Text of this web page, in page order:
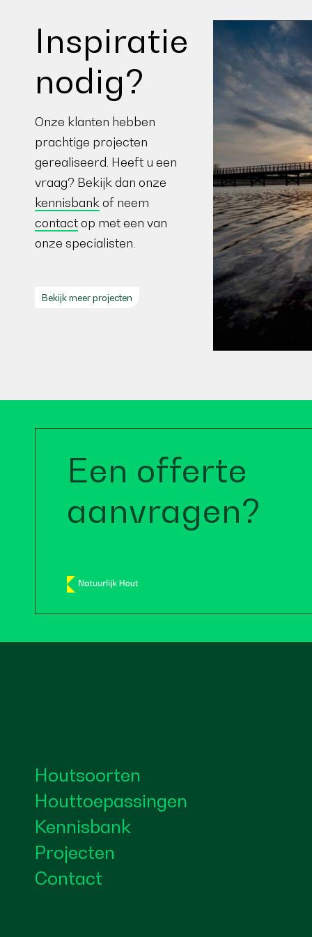
Inspiratie
nodig?
Onze klanten hebben
prachtige projecten
gerealiseerd. Heeft u een
vraag? Bekijk dan onze
kennisbankof neem
contactop met een van
onze specialisten.
Bekijk meer projecten
Een offerte
aanvragen?
Houtsoorten
Houttoepassingen
Kennisbank
Projecten
Contact